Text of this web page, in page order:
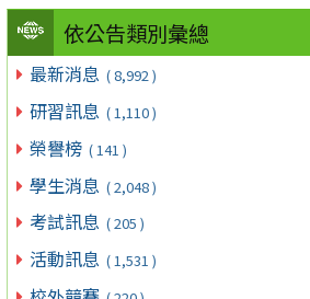
依公告類別彙總
最新消息 ( 8,992 )
研習訊息 ( 1,110 )
榮譽榜 ( 141 )
學生消息 ( 2,048 )
考試訊息 ( 205 )
活動訊息 ( 1,531 )